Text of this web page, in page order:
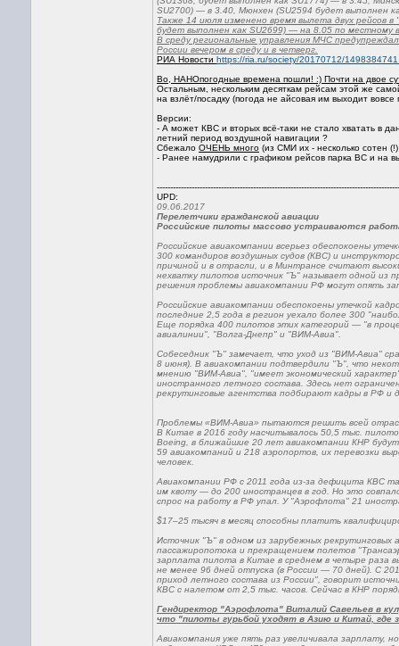
SU2700) — в 3.40, Мюнхен (SU2594 будет выполнен
Также 14 июля изменено время вылета двух рейсов
будет выполнен как SU2699) — на 8.05 по местному
В среду региональные управления МЧС
России вечером в среду и в четверг.
РИА Новости https://ria.ru/society/20170712/
Во, НАНОпогодные времена пошли! :) Почти на двое
Остальным, нескольким десяткам рейсам этой же
на взлёт/посадку (погода не айсовая им выходит
Версии:
- А может КВС и вторых всё-таки не стало хватать в
летний период воздушной навигации ?
Сбежало ОЧЕНЬ много (из СМИ их - несколько сотен
- Ранее намудрили с графиком рейсов парка ВС и на
UPD:
09.06.2017
Перелетчики гражданской авиации
Российские пилоты массово устраиваются
Российские авиакомпании всерьез обеспокоены
300 командиров воздушных судов (КВС) и
причиной и в отрасли, и в Минтрансе считают
нехватку пилотов источник "Ъ" называет одной из
решения проблемы авиакомпании РФ могут опять
Российские авиакомпании обеспокоены утечкой
последние 2,5 года в регион уехало более 300
Еще порядка 400 пилотов этих категорий — "в
авиалинии", "Волга-Днепр" и "ВИМ-Авиа".
Собеседник "Ъ" замечает, что уход из "ВИМ-Авиа"
8 июня). В авиакомпании подтвердили "Ъ", что
мнению "ВИМ-Авиа", "имеет экономический
иностранного летного состава. Здесь нет
рекрутинговые агентства подбирают кадры в РФ и
Проблемы «ВИМ-Авиа» пытаются решить всей
В Китае в 2016 году насчитывалось 50,5 тыс.
Boeing, в ближайшие 20 лет авиакомпании КНР
59 авиакомпаний и 218 аэропортов, их перевозки
человек.
Авиакомпании РФ с 2011 года из-за дефицита КВС
им квоту — до 200 иностранцев в год. Но это
спрос на работу в РФ упал. У "Аэрофлота" 21
$17–25 тысяч в месяц способны платить
Источник "Ъ" в одном из зарубежных
пассажиропотока и прекращением полетов
зарплата пилота в Китае в среднем в четыре
не менее 96 дней отпуска (в России — 70 дней). С
приход летного состава из России", говорит
КВС с налетом от 2,5 тыс. часов. Сейчас в КНР
Гендиректор "Аэрофлота" Виталий Савельев в
что "пилоты гурьбой уходят в Азию и Китай,
Авиакомпания уже пять раз увеличивала зарплату,